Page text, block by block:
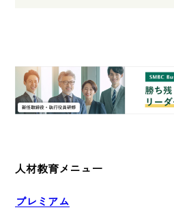
人材教育メニュー
プレミアム